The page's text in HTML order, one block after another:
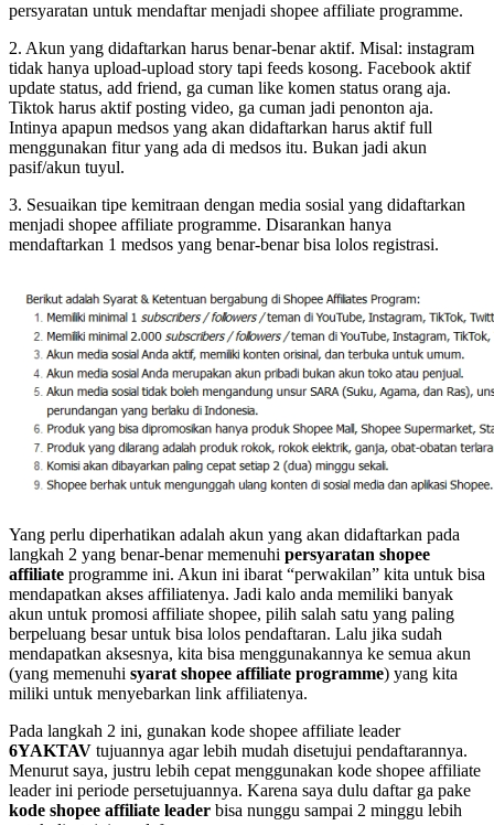
persyaratan untuk mendaftar menjadi shopee affiliate programme.
2. Akun yang didaftarkan harus benar-benar aktif. Misal: instagram
tidak hanya upload-upload story tapi feeds kosong. Facebook aktif
update status, add friend, ga cuman like komen status orang aja.
Tiktok harus aktif posting video, ga cuman jadi penonton aja.
Intinya apapun medsos yang akan didaftarkan harus aktif full
menggunakan fitur yang ada di medsos itu. Bukan jadi akun
pasif/akun tuyul.
3. Sesuaikan tipe kemitraan dengan media sosial yang didaftarkan
menjadi shopee affiliate programme. Disarankan hanya
mendaftarkan 1 medsos yang benar-benar bisa lolos registrasi.
Yang perlu diperhatikan adalah akun yang akan didaftarkan pada
langkah 2 yang benar-benar memenuhi persyaratan shopee
affiliate programme ini. Akun ini ibarat “perwakilan” kita untuk bisa
mendapatkan akses affiliatenya. Jadi kalo anda memiliki banyak
akun untuk promosi affiliate shopee, pilih salah satu yang paling
berpeluang besar untuk bisa lolos pendaftaran. Lalu jika sudah
mendapatkan aksesnya, kita bisa menggunakannya ke semua akun
(yang memenuhi syarat shopee affiliate programme) yang kita
miliki untuk menyebarkan link affiliatenya.
Pada langkah 2 ini, gunakan kode shopee affiliate leader
6YAKTAV tujuannya agar lebih mudah disetujui pendaftarannya.
Menurut saya, justru lebih cepat menggunakan kode shopee affiliate
leader ini periode persetujuannya. Karena saya dulu daftar ga pake
kode shopee affiliate leader bisa nunggu sampai 2 minggu lebih